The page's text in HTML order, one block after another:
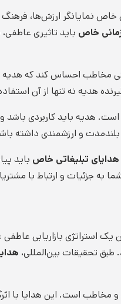
خاص نمایانگر ارزش‌ها،
خاص باید تاثیری
احساس کند که هدیه
هدیه نه تنها از آن
هدیه باید کاربردی
و ارزشمندی داشته
هدایای تبلیغاتی خاص باید
به جزئیات و ارتباط با
استراتژی بازاریابی
طبق تحقیقات بین‌المللی،
و مخاطب است. این هدایا با